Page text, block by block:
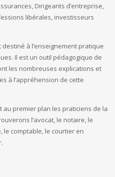
Dirigeants d’entreprise,
libérales, investisseurs
à l’enseignement pratique
Il est un outil pédagogique de
les nombreuses explications et
à l’appréhension de cette
au premier plan les praticiens de la
l’avocat, le notaire, le
le comptable, le courtier en